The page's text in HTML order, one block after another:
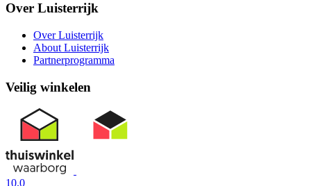
Over Luisterrijk
Over Luisterrijk
About Luisterrijk
Partnerprogramma
Veilig winkelen
10.0